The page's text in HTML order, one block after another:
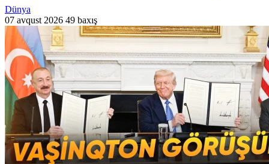
Dünya
07 avqust 2026 49 baxış